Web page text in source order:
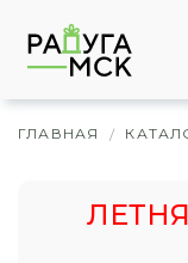
ГЛАВНАЯ /